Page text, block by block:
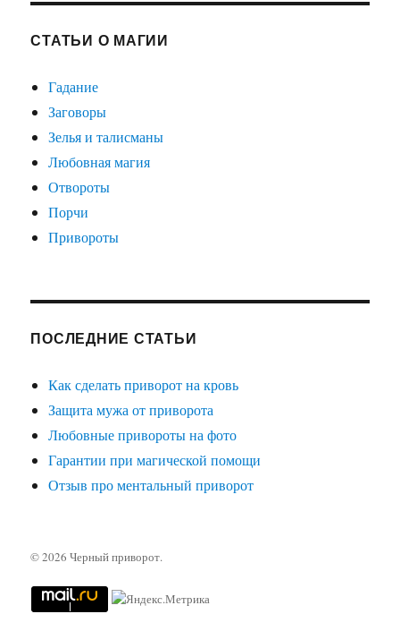
СТАТЬИ О МАГИИ
Гадание
Заговоры
Зелья и талисманы
Любовная магия
Отвороты
Порчи
Привороты
ПОСЛЕДНИЕ СТАТЬИ
Как сделать приворот на кровь
Защита мужа от приворота
Любовные привороты на фото
Гарантии при магической помощи
Отзыв про ментальный приворот
© 2026Черный приворот.